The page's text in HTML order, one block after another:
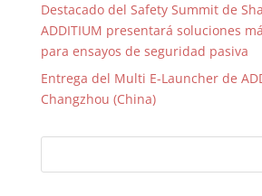
Destacado del Safety Summit de
ADDITIUM presentará soluciones
para ensayos de seguridad pasiva
Entrega del Multi E-Launcher de
Changzhou (China)